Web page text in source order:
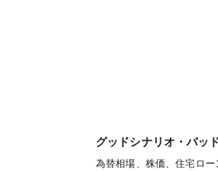
グッドシナリオ・バッ
為替相場、株価、住宅ロ